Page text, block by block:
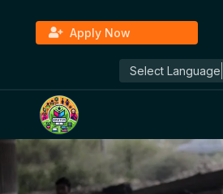
Apply Now
Select Language